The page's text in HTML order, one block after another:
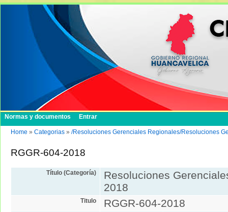
Normas y documentos Entrar
Home » Categorias » /Resoluciones Gerenciales Regionales/Resoluciones
RGGR-604-2018
Título (Categoría)
Resoluciones
2018
Titulo RGGR-604-2018